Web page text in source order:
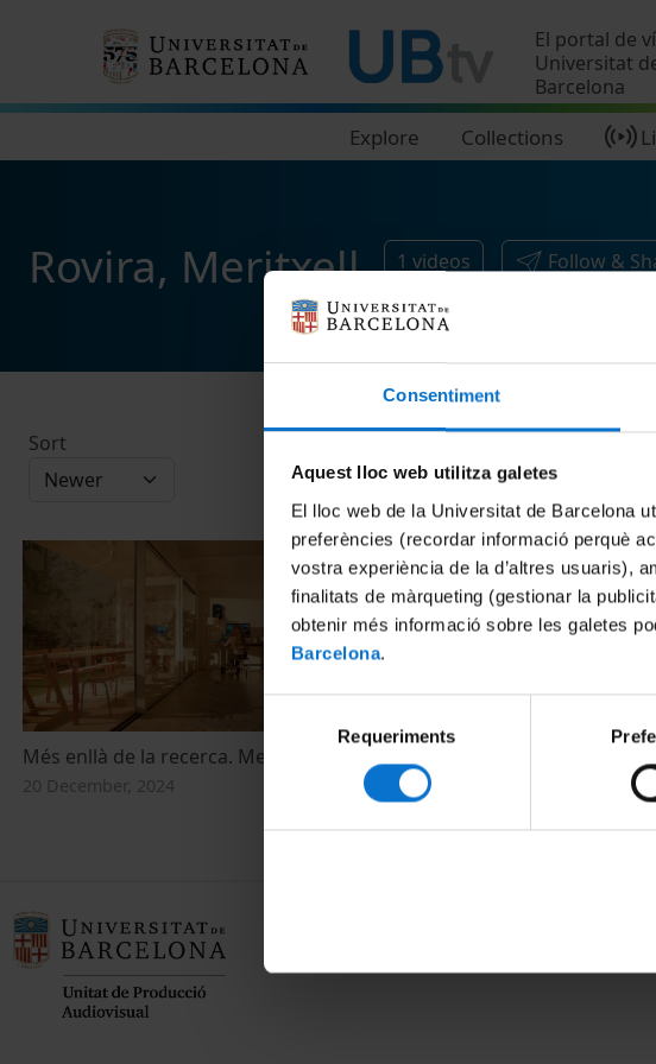
Consentiment
Aquest lloc web utilitza galetes
El lloc web de la Universitat de Barcelona
preferències (recordar informació perquè
vostra experiència de la d’altres usuaris),
finalitats de màrqueting (gestionar la
obtenir més informació sobre les galetes
Barcelona.
de
consentiment
Requeriments
El portal de
Universitat
Barcelona
Explore Collections
Rovira, Meritxell 1 videos Follow &
Sort
Més enllà de la recerca. Meritxell Rovira
20 December, 2024